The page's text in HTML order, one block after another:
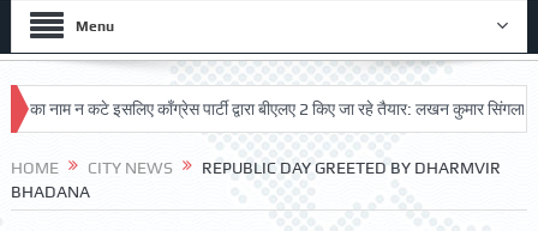
Menu
न कटे इसलिए काँग्रेस पार्टी द्वारा बीएलए 2 किए जा रहे तैयार: लखन कुमार सिंगला
HOME CITY NEWS
REPUBLIC DAY GREETED BY DHARMVIR
BHADANA